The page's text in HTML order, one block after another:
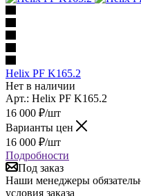
Helix PF K165.2
Нет в наличии
Арт.: Helix PF K165.2
16 000 ₽/шт
Варианты цен
16 000 ₽/шт
Подробности
Под заказ
Наши менеджеры
условия заказа